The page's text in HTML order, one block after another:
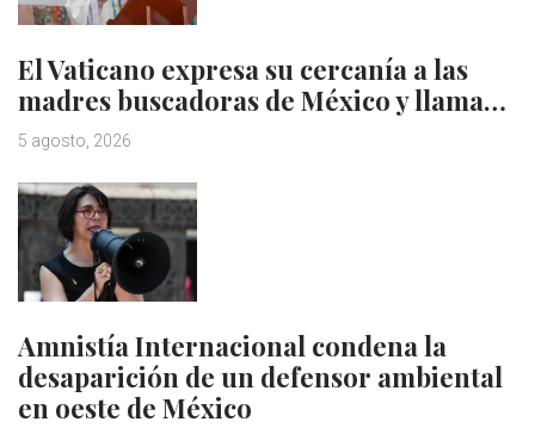
El Vaticano expresa su cercanía a las
madres buscadoras de México y llama…
5 agosto, 2026
Amnistía Internacional condena la
desaparición de un defensor ambiental
en oeste de México